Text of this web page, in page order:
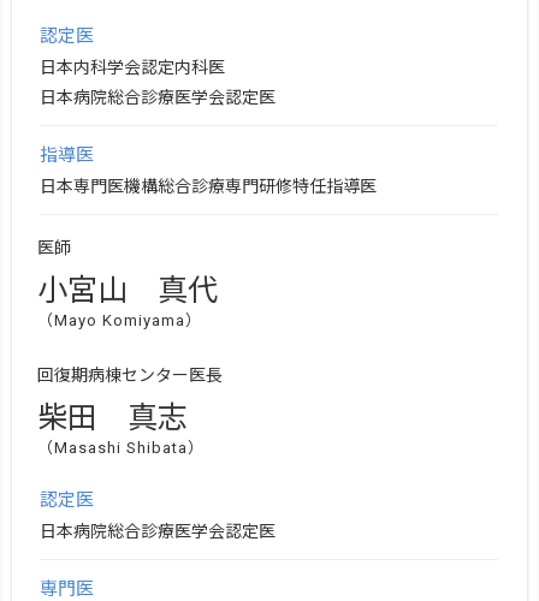
認定医
日本内科学会認定内科医
日本病院総合診療医学会認定医
指導医
日本専門医機構総合診療専門研修特任指導医
医師
小宮山 真代
（Mayo Komiyama）
回復期病棟センター医長
柴田 真志
（Masashi Shibata）
認定医
日本病院総合診療医学会認定医
専門医